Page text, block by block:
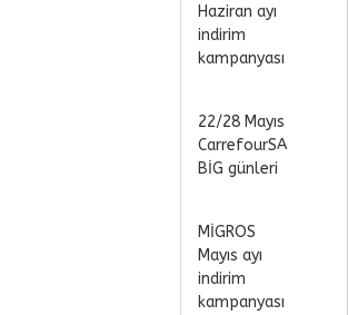
Haziran ayı
indirim
kampanyası
22/28 Mayıs
CarrefourSA
BİG günleri
MİGROS
Mayıs ayı
indirim
kampanyası